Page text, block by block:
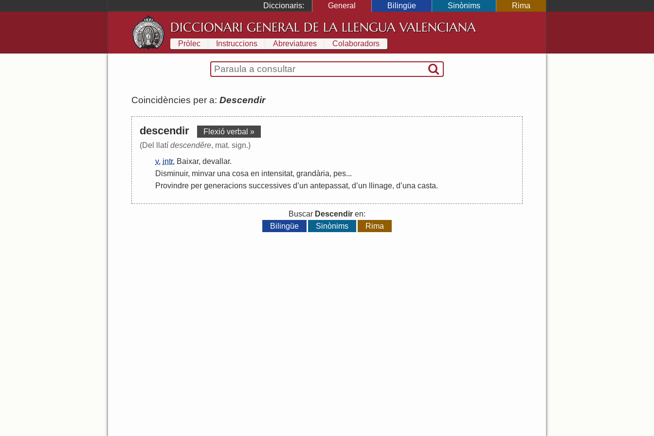
Diccionaris: General Bilingüe Sinònims Rima
DICCIONARI GENERAL DE LA LLENGUA VALENCIANA
Pròlec Instruccions Abreviatures Colaboradors
Coincidències per a: Descendir
descendir
Flexió verbal »
(Del llatí descendĕre, mat. sign.)
v. intr. Baixar, devallar.
Disminuir, minvar una cosa en intensitat, grandària, pes...
Provindre per generacions successives d’un antepassat, d’un llinage, d’una casta.
Buscar Descendir en:
Bilingüe
Sinònims Rima